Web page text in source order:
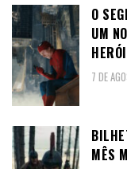
O
UM
7 DE
MÊS